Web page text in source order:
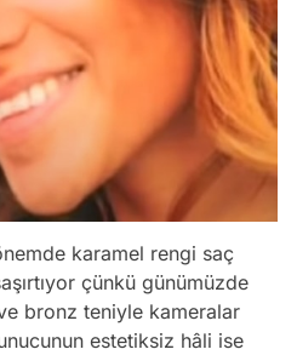
karamel rengi saç
çünkü günümüzde
bronz teniyle kameralar
estetiksiz hâli ise